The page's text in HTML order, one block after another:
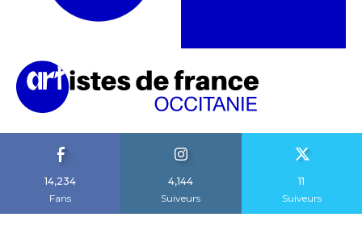
14,234
Fans
4,144
Suiveurs
11
Suiveurs